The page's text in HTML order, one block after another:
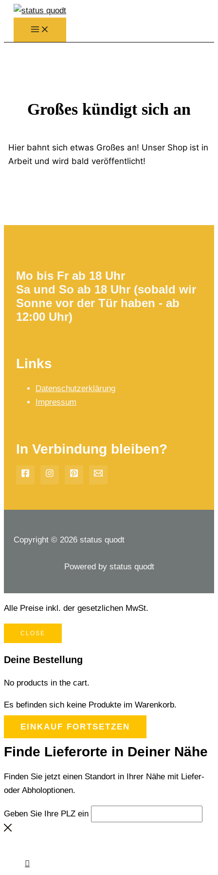
Zum
Inhalt
springen
Großes kündigt sich an
Hier bahnt sich etwas Großes an! Unser Shop ist in
Arbeit und wird bald veröffentlicht!
Mo bis Fr ab 18 Uhr
Sa und So ab 18 Uhr (sobald wir
Sonne vor der Tür haben - ab
12:00 Uhr)
Links
Datenschutzerklärung
Impressum
In Verbindung bleiben?
Copyright © 2026 status quodt
Powered by status quodt
Alle Preise inkl. der gesetzlichen MwSt.
CLOSE
Deine Bestellung
No products in the cart.
Es befinden sich keine Produkte im Warenkorb.
EINKAUF FORTSETZEN
Finde Lieferorte in Deiner Nähe
Finden Sie jetzt einen Standort in Ihrer Nähe mit Liefer-
oder Abholoptionen.
Geben Sie Ihre PLZ ein